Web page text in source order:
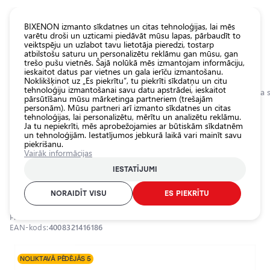
Sākumlapa Kategorijas Veikals Pamatlukturu auto spuldzes
Halogēna spuldzes H4, 12V,
60/55W, ULTRA LIFE sērija
OSRAM / 21-246 / H4 / OSRAM ULTRA LIFE
Produkta ID:
EAN-kods:4008321416186
NOLIKTAVĀ PĒDĒJĀS 5
Visas
veikala
preces
Veikals
Pamatlukturu
spuldzes
Ārējais auto
Iekšējais auto
apgaismojums
Apgaismojuma
aksesuāri
aizsardzība
BIXENON izmanto sīkdatnes un citas tehnoloģijas, lai mēs
varētu droši un uzticami piedāvāt mūsu lapas, pārbaudīt to
veiktspēju un uzlabot tavu lietotāja pieredzi, tostarp
atbilstošu saturu un personalizētu reklāmu gan mūsu, gan
trešo pušu vietnēs. Šajā nolūkā mēs izmantojam informāciju,
ieskaitot datus par vietnes un gala ierīču izmantošanu.
Noklikšķinot uz „Es piekrītu”, tu piekrīti sīkdatņu un citu
tehnoloģiju izmantošanai savu datu apstrādei, ieskaitot
pārsūtīšanu mūsu mārketinga partneriem (trešajām
personām). Mūsu partneri arī izmanto sīkdatnes un citas
tehnoloģijas, lai personalizētu, mērītu un analizētu reklāmu.
Ja tu nepiekrīti, mēs aprobežojamies ar būtiskām sīkdatnēm
un tehnoloģijām. Iestatījumos jebkurā laikā vari mainīt savu
piekrišanu.
Vairāk informācijas
IESTATĪJUMI
NORAIDĪT VISU ES PIEKRĪTU